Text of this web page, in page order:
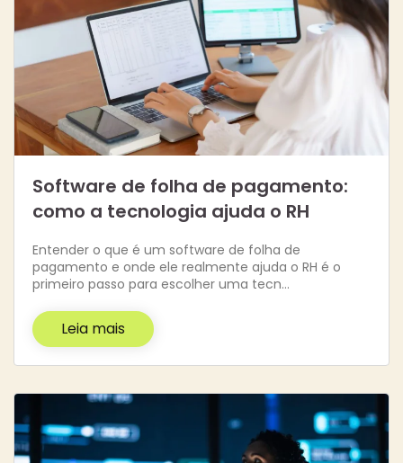
Software de folha de pagamento:
como a tecnologia ajuda o RH
Entender o que é um software de folha de
pagamento e onde ele realmente ajuda o RH é o
primeiro passo para escolher uma tecn…
Leia mais